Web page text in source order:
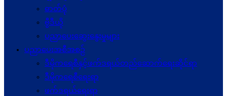
ဓာတ်ပုံ
ဗွီဒီယို
ပညာပေးဆွေးနွေးမှုများ
ပညာပေးအစီအစဉ်
ဒီမိုကရေစီနှင့်ဖက်ဒရယ်တည်ဆောက်ရေးဆိုင်ရာ
ဒီမိုကရေစီရေးရာ
ဖက်ဒရယ်ရေးရာ